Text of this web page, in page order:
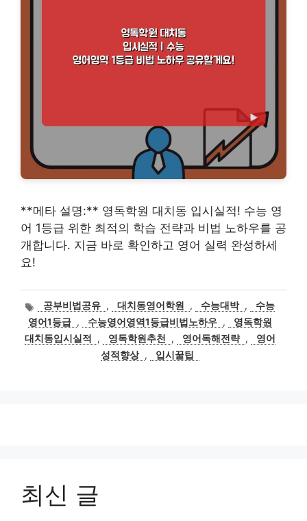
**메타 설명:** 영독학원 대치동 입시실적! 수능 영
어 1등급 위한 최적의 학습 전략과 비법 노하우를 공
개합니다. 지금 바로 확인하고 영어 실력 완성하세
요!
태
그
공부비법공유 , 대치동영어학원 , 수능대박 ,
수능
영어1등급 , 수능영어영역1등급비법노하우 ,
영독학원
대치동입시실적
, 영독학원추천 , 영어독해전략 ,
영어
성적향상 , 입시꿀팁
최신 글